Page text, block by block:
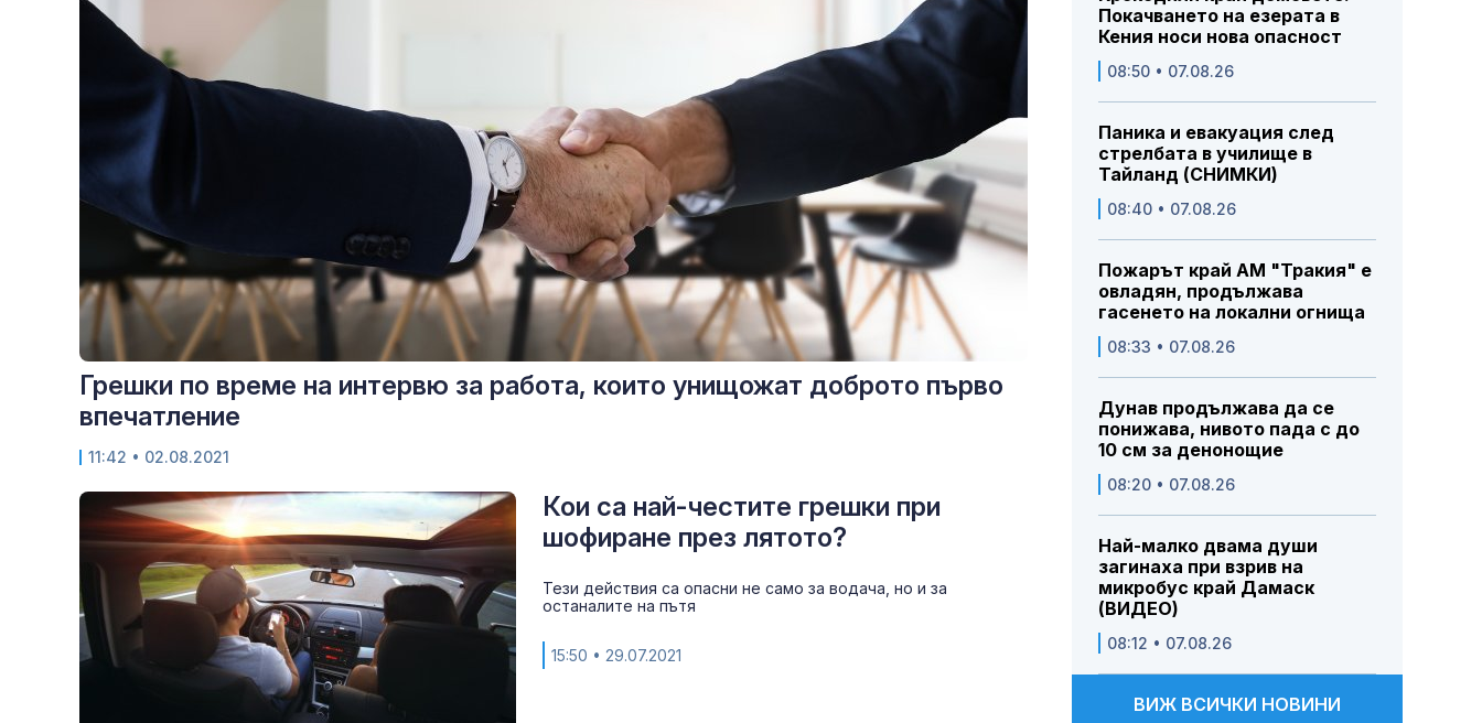
Грешки по време на интервю за работа, които унищожат доброто първо
впечатление
11:42 • 02.08.2021
Кои са най-честите грешки при
шофиране през лятото?
Тези действия са опасни не само за водача, но и за
останалите на пътя
15:50 • 29.07.2021
Покачването на езерата в
Кения носи нова опасност
08:50 • 07.08.26
Паника и евакуация след
стрелбата в училище в
Тайланд (СНИМКИ)
08:40 • 07.08.26
Пожарът край АМ "Тракия" е
овладян, продължава
гасенето на локални огнища
08:33 • 07.08.26
Дунав продължава да се
понижава, нивото пада с до
10 см за денонощие
08:20 • 07.08.26
Най-малко двама души
загинаха при взрив на
микробус край Дамаск
(ВИДЕО)
08:12 • 07.08.26
ВИЖ ВСИЧКИ НОВИНИ